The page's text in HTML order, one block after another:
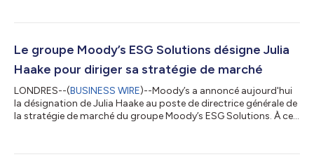
d'apporter de la clarté et de la confiance aux décisions
sociales et de gouvernance (ESG). "Pour comprendre l'impact, à
court et long terme, des expos...
Le groupe Moody’s ESG Solutions désigne Julia
Haake pour diriger sa stratégie de marché
LONDRES--(BUSINESS WIRE)--Moody’s a annoncé aujourd'hui
la désignation de Julia Haake au poste de directrice générale de
la stratégie de marché du groupe Moody’s ESG Solutions. À ce
Moody's, tout en favorisant l'alignement des équipes pour